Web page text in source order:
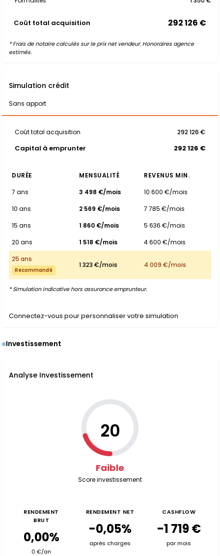
Coût total acquisition 292 126 €
* Frais de notaire calculés sur le prix net vendeur. Honoraires agence
estimés.
Simulation crédit
Sans apport
Coût total acquisition 292 126 €
Capital à emprunter 292 126 €
DURÉE MENSUALITÉ
REVENUS MIN.
7 ans
3 498 €/mois
10 600 €/mois
10 ans
2 569 €/mois
7 785 €/mois
15 ans
1 860 €/mois
5 636 €/mois
20 ans
1 518 €/mois
4 600 €/mois
25 ans
Recommandé
1 323 €/mois 4 009 €/mois
* Simulation indicative hors assurance emprunteur.
Connectez-vous pour personnaliser votre simulation
Investissement
Analyse Investissement
20
Faible
Score investissement
RENDEMENT
BRUT
0,00%
0 €/an
RENDEMENT NET
-0,05%
après charges
CASHFLOW
-1 719 €
par mois